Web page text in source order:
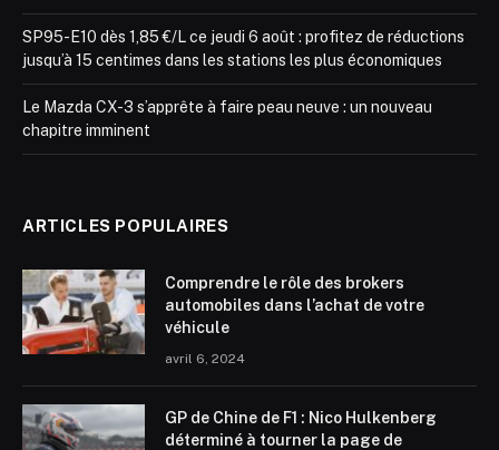
SP95-E10 dès 1,85 €/L ce jeudi 6 août : profitez de réductions
jusqu’à 15 centimes dans les stations les plus économiques
Le Mazda CX-3 s’apprête à faire peau neuve : un nouveau
chapitre imminent
ARTICLES POPULAIRES
Comprendre le rôle des brokers
automobiles dans l’achat de votre
véhicule
avril 6, 2024
GP de Chine de F1 : Nico Hulkenberg
déterminé à tourner la page de